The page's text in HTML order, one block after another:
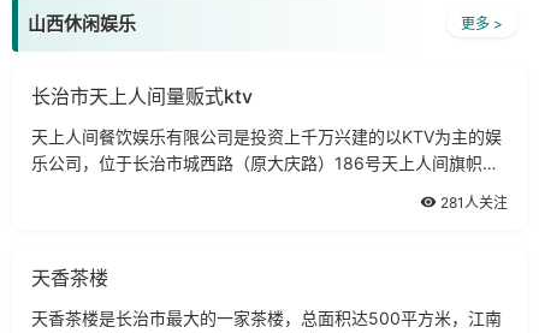
山西休闲娱乐 更多 >
长治市天上人间量贩式ktv
天上人间餐饮娱乐有限公司是投资上千万兴建的以KTV为主的娱
乐公司，位于长治市城西路（原大庆路）186号天上人间旗帜鲜
281人关注
天香茶楼
天香茶楼是长治市最大的一家茶楼，总面积达500平方米，江南